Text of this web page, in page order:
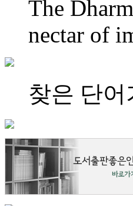
The
nectar of
찾은 단어